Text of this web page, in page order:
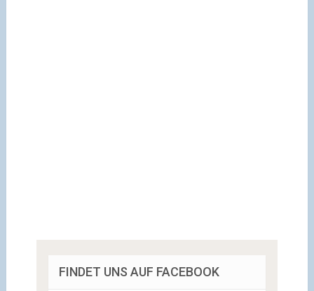
FINDET UNS AUF FACEBOOK